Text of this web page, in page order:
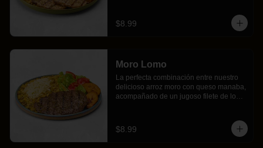
fresca.
$8.99
Moro Lomo
La perfecta combinación entre nuestro
delicioso arroz moro con queso manaba,
acompañado de un jugoso filete de lomo
ensalada fresca.
$8.99